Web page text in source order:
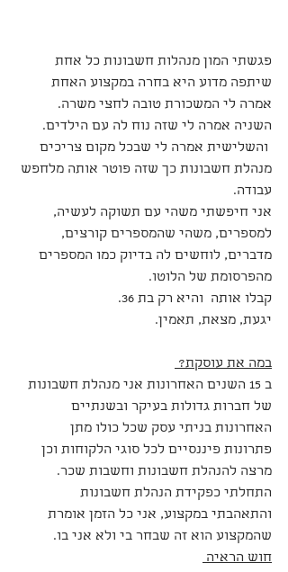
פגשתי המון מנהלות חשבונות כל אחת
שיתפה מדוע היא בחרה במקצוע האחת
אמרה לי המשכורת טובה לחצי משרה.
השניה אמרה לי שזה נוח לה עם הילדים.
והשלישית אמרה לי שבכל מקום צריכים
מנהלת חשבונות כך שזה פוטר אותה מלחפש
עבודה.
אני חיפשתי משהי עם תשוקה לעשיה,
למספרים, משהי שהמספרים קורצים,
מדברים, לוחשים לה בדיוק כמו המספרים
מהפרסומת של הלוטו.
קבלו אותה  והיא רק בת 36.
יגעת, מצאת, תאמין.
במה את עוסקת?
ב 15 השנים האחרונות אני מנהלת חשבונות
של חברות גדולות בעיקר ובשנתיים
האחרונות בניתי עסק שכל כולו מתן
פתרונות פיננסיים לכל סוגי הלקוחות וכן
מרצה להנהלת חשבונות וחשבות שכר.
התחלתי כפקידת הנהלת חשבונות
והתאהבתי במקצוע, אני כל הזמן אומרת
שהמקצוע הוא זה שבחר בי ולא אני בו.
חוש הראיה